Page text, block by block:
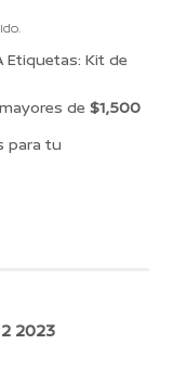
Etiquetas:Kit de
de$1,500
para tu
2023